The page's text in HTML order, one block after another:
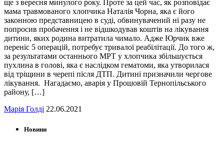
ще з вересня минулого року. Проте за цей час, як розповідає
мама травмованого хлопчика Наталія Чорна, яка є його
законною представницею в суді, обвинувачений ні разу не
попросив пробачення і не відшкодував коштів на лікування
дитини, яких родина витратила чимало. Адже Юрчик вже
переніс 5 операцій, потребує тривалої реабілітації. До того ж,
за результатами останнього МРТ у хлопчика збільшується
пухлина в голові, яка є наслідком гематоми, яка утворилася
від тріщини в черепі після ДТП. Дитині призначили чергове
лікування. Нагадаємо, аварія у Прошовій Тернопільського
району, […]
Марія Голді 22.06.2021
Новини